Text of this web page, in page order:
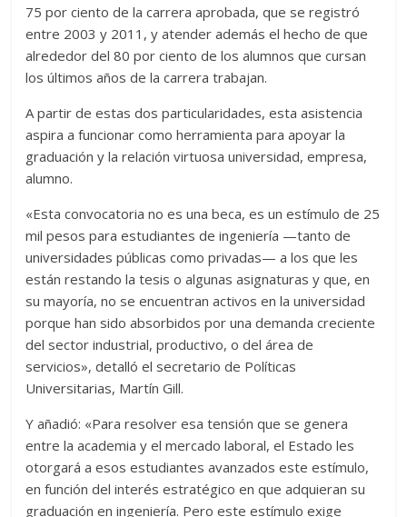
75 por ciento de la carrera aprobada, que se registró
entre 2003 y 2011, y atender además el hecho de que
alrededor del 80 por ciento de los alumnos que cursan
los últimos años de la carrera trabajan.
A partir de estas dos particularidades, esta asistencia
aspira a funcionar como herramienta para apoyar la
graduación y la relación virtuosa universidad, empresa,
alumno.
«Esta convocatoria no es una beca, es un estímulo de 25
mil pesos para estudiantes de ingeniería —tanto de
universidades públicas como privadas— a los que les
están restando la tesis o algunas asignaturas y que, en
su mayoría, no se encuentran activos en la universidad
porque han sido absorbidos por una demanda creciente
del sector industrial, productivo, o del área de
servicios», detalló el secretario de Políticas
Universitarias, Martín Gill.
Y añadió: «Para resolver esa tensión que se genera
entre la academia y el mercado laboral, el Estado les
otorgará a esos estudiantes avanzados este estímulo,
en función del interés estratégico en que adquieran su
graduación en ingeniería. Pero este estímulo exige